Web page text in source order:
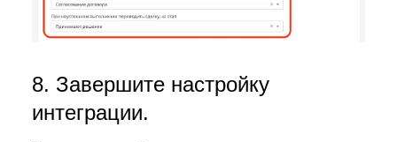
8. Завершите настройку
интеграции.